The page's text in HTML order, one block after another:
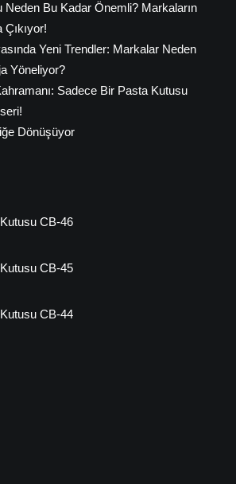
Neden Bu Kadar Önemli? Markaların
Yeni Trendler: Markalar Neden
Yöneliyor?
Sadece Bir Pasta Kutusu
Dönüşüyor
CB-46
CB-45
CB-44